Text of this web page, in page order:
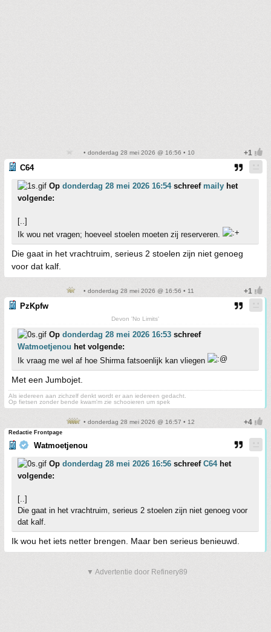
• donderdag 28 mei 2026 @ 16:56 • 10
C64
Op donderdag 28 mei 2026 16:54schreef maily het
volgende:
[..]
Ik wou net vragen; hoeveel stoelen moeten zij reserveren.
Die gaat in het vrachtruim, serieus 2 stoelen zijn niet genoeg
voor dat kalf.
• donderdag 28 mei 2026 @ 16:56 • 11
PzKpfw
Devon 'No Limits'
Op donderdag 28 mei 2026 16:53 schreef
Watmoetjenou het volgende:
Ik vraag me wel af hoe Shirma fatsoenlijk kan vliegen
Met een Jumbojet.
Als iedereen aan zichzelf denkt wordt er aan iedereen gedacht.
Op fietsen zonder bende kwam'm zie schooieren um spek
• donderdag 28 mei 2026 @ 16:57 • 12
Redactie Frontpage
Watmoetjenou
Op donderdag 28 mei 2026 16:56 schreef C64het
volgende:
[..]
Die gaat in het vrachtruim, serieus 2 stoelen zijn niet genoeg voor
dat kalf.
Ik wou het iets netter brengen. Maar ben serieus benieuwd.
▼ Advertentie door Refinery89